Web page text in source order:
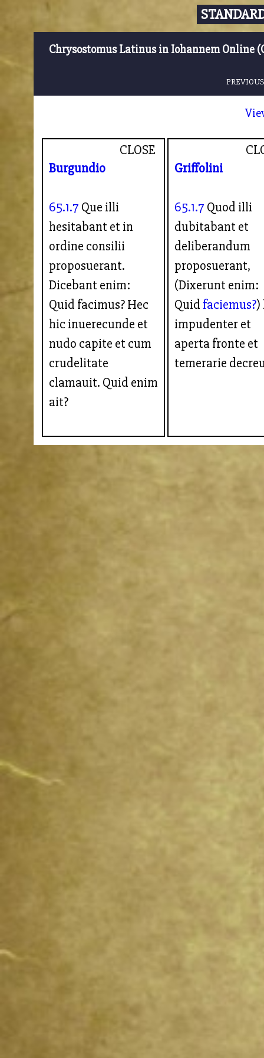
Chrysostomus Latinus in Iohannem Online
CLOSE
Burgundio
65.1.7 Que illi
hesitabant et in
ordine consilii
proposuerant.
Dicebant enim:
Quid facimus? Hec
hic inuerecunde et
nudo capite et cum
crudelitate
clamauit. Quid enim
ait?
Griffolini
65.1.7 Quod illi
dubitabant et
deliberandum
proposuerant,
(Dixerunt enim:
Quid faciemus?)
impudenter et
aperta fronte et
temerarie